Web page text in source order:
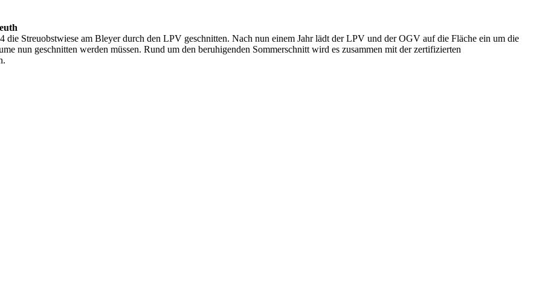
Streuobstwiese am Bleyer durch den LPV geschnitten. Nach nun einem Jahr lädt der LPV und der OGV auf die Fläche ein um die
nun geschnitten werden müssen. Rund um den beruhigenden Sommerschnitt wird es zusammen mit der zertifizierten